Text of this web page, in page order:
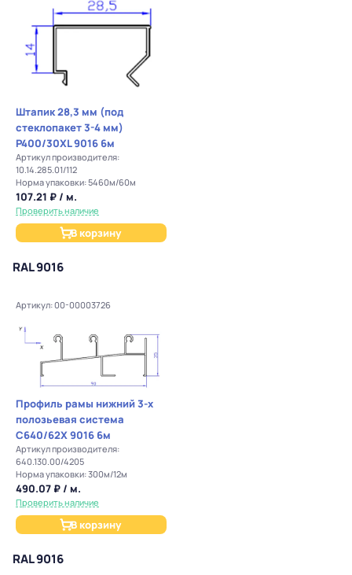
Штапик 28,3 мм (под
стеклопакет 3-4 мм)
P400/30XL 9016 6м
Артикул производителя:
10.14.285.01/112
Норма упаковки: 5460м/60м
107.21 ₽ / м.
Проверить наличие
В корзину
RAL 9016
Артикул: 00-00003726
Профиль рамы нижний 3-х
полозьевая система
С640/62Х 9016 6м
Артикул производителя:
640.130.00/4205
Норма упаковки: 300м/12м
490.07 ₽ / м.
Проверить наличие
В корзину
RAL 9016